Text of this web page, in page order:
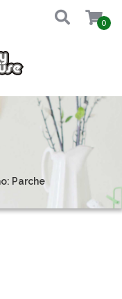
0
Parche